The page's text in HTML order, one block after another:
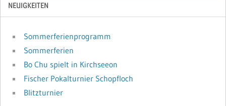
NEUIGKEITEN
Sommerferienprogramm
Sommerferien
Bo Chu spielt in Kirchseeon
Fischer Pokalturnier Schopfloch
Blitzturnier